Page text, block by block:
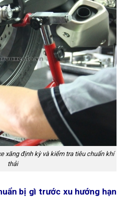
xăng định kỳ và kiểm tra tiêu chuẩn khí
thải
bị gì trước xu hướng hạn